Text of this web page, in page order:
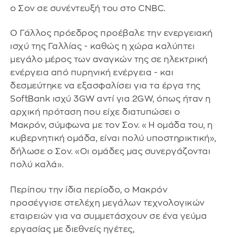
ο Σον σε συνέντευξή του στο CNBC.
Ο Γάλλος πρόεδρος προέβαλε την ενεργειακή
ισχύ της Γαλλίας - καθώς η χώρα καλύπτει
μεγάλο μέρος των αναγκών της σε ηλεκτρική
ενέργεια από πυρηνική ενέργεια - και
δεσμεύτηκε να εξασφαλίσει για τα έργα της
SoftBank ισχύ 3GW αντί για 2GW, όπως ήταν η
αρχική πρόταση που είχε διατυπώσει ο
Μακρόν, σύμφωνα με τον Σον. «Η ομάδα του, η
κυβερνητική ομάδα, είναι πολύ υποστηρικτική»,
δήλωσε ο Σον. «Οι ομάδες μας συνεργάζονται
πολύ καλά».
Περίπου την ίδια περίοδο, ο Μακρόν
προσέγγισε στελέχη μεγάλων τεχνολογικών
εταιρειών για να συμμετάσχουν σε ένα γεύμα
εργασίας με διεθνείς ηγέτες,